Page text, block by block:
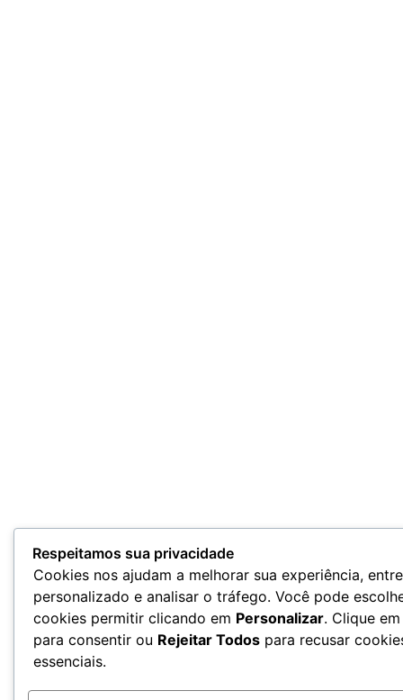
Respeitamos sua privacidade
Cookies nos ajudam a melhorar sua experiência,
personalizado e analisar o tráfego. Você pode
cookies permitir clicando em Personalizar. Clique
para consentir ou Rejeitar Todos para recusar
essenciais.